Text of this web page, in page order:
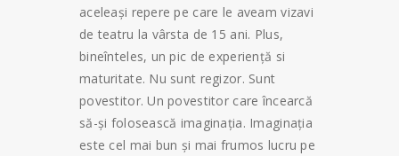
aceleași repere pe care le aveam vizavi
de teatru la vârsta de 15 ani. Plus,
bineînteles, un pic de experiență si
maturitate. Nu sunt regizor. Sunt
povestitor. Un povestitor care încearcă
să-și folosească imaginația. Imaginația
este cel mai bun și mai frumos lucru pe